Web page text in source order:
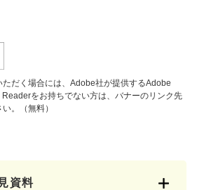
だく場合には、Adobe社が提供するAdobe
をお持ちでない方は、バナーのリンク先
。（無料）
資料